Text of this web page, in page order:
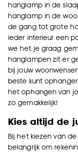
hanglamp in de
hanglamp in de
de gang tot grote
ieder interieur een
we het je graag
hanglampen zit er
bij jouw
beste kunt
hetophangen van
zo gemakkelijk!
Kies altijd de
Bij het kiezen van
belangrijk om